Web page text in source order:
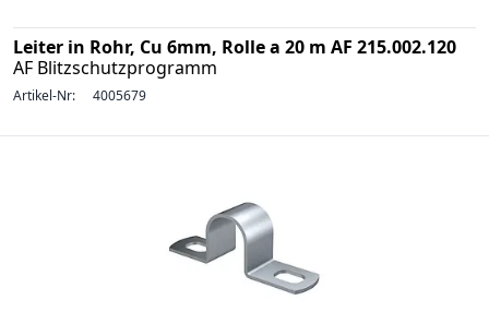
Leiter in Rohr, Cu 6mm, Rolle a 20 m AF 215.002.120
AF Blitzschutzprogramm
Artikel-Nr: 4005679